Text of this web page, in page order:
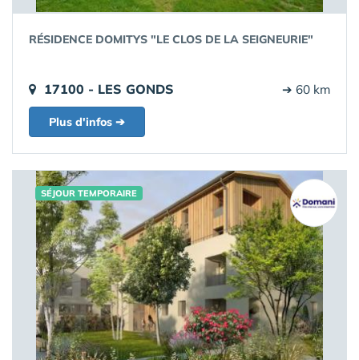
RÉSIDENCE DOMITYS "LE CLOS DE LA SEIGNEURIE"
17100 - LES GONDS ➔ 60 km
Plus d'infos ➔
SÉJOUR TEMPORAIRE